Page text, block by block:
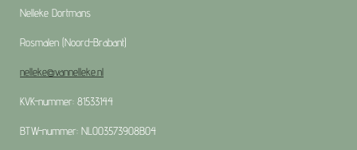
Nelleke Dortmans
Rosmalen (Noord-Brabant)
nelleke@vannelleke.nl
KVK-nummer: 81533144
BTW-nummer: NL003573908B04